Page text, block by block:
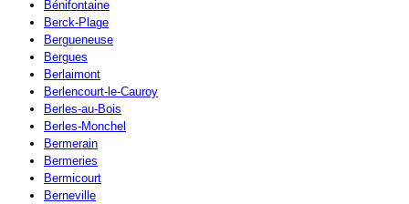
Bénifontaine
Berck-Plage
Bergueneuse
Bergues
Berlaimont
Berlencourt-le-Cauroy
Berles-au-Bois
Berles-Monchel
Bermerain
Bermeries
Bermicourt
Berneville